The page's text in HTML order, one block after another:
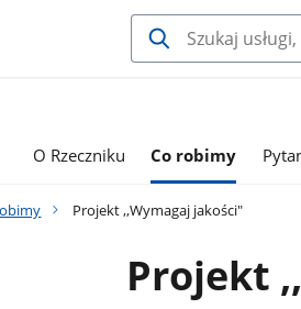
O Rzeczniku Co robimy
Projekt ,,Wymagaj jakości"
Projekt